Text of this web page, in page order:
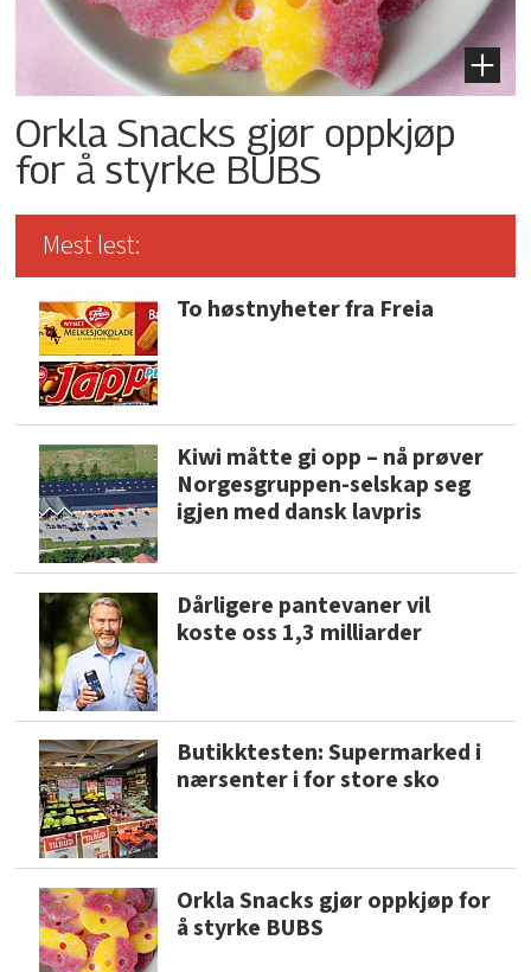
Orkla Snacks gjør oppkjøp
for å styrke BUBS
Mest lest:
To høstnyheter fra Freia
Kiwi måtte gi opp – nå prøver
Norgesgruppen-selskap seg
igjen med dansk lavpris
Dårligere pantevaner vil
koste oss 1,3 milliarder
Butikktesten: Supermarked i
nærsenter i for store sko
Orkla Snacks gjør oppkjøp for
å styrke BUBS